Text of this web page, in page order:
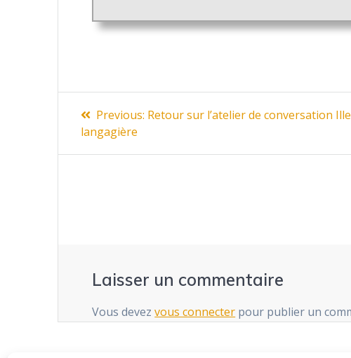
Navigation
de
Previous: Previous
Retour sur l’atelier de conversation
langagière
Laisser un commentaire
Vous devezvous connecter pour publier un